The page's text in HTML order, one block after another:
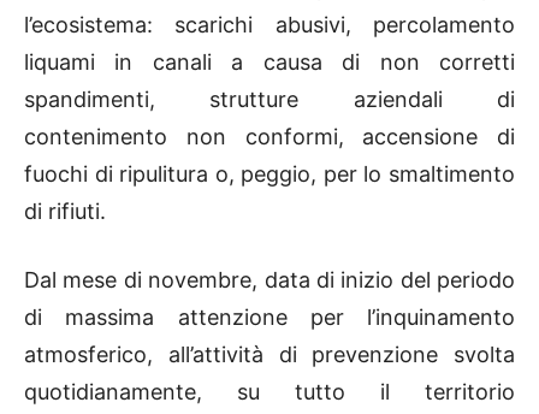
l’ecosistema: scarichi abusivi, percolamento
liquami in canali a causa di non corretti
spandimenti, strutture aziendali di
contenimento non conformi, accensione di
fuochi di ripulitura o, peggio, per lo smaltimento
di rifiuti.
Dal mese di novembre, data di inizio del periodo
di massima attenzione per l’inquinamento
atmosferico, all’attività di prevenzione svolta
quotidianamente, su tutto il territorio